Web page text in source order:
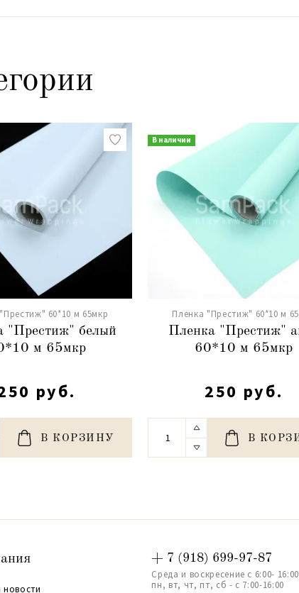
60*10 м 65мкр
"Престиж" белый
м 65мкр
руб.
В КОРЗИНУ
В наличии
Пленка "Престиж" 60*10 м
Пленка "Престиж"
60*10 м 65мкр
250 руб.
В
новости
+ 7 (918) 699-97-87
Среда и воскресение с 6:00-
пн, вт, чт, пт, сб - с 7:00-16:00